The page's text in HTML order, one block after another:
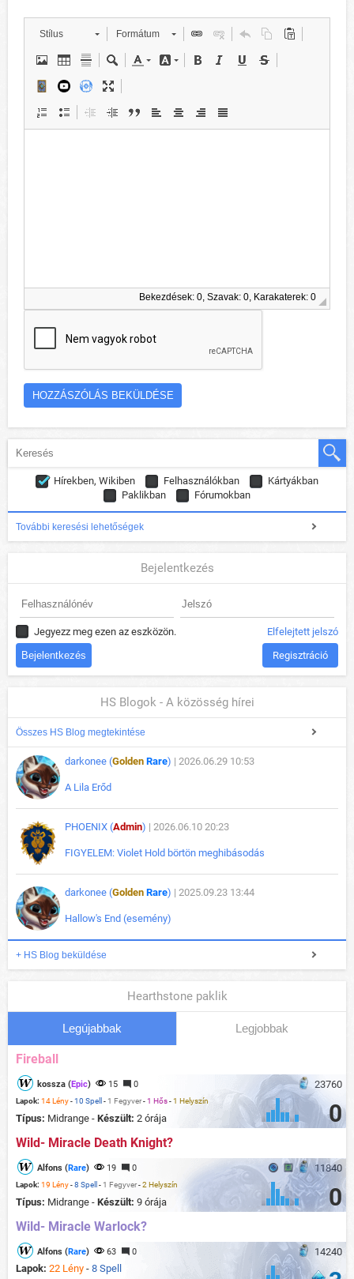
Stílus Formátum
Bekezdések: 0, Szavak: 0, Karakaterek: 0
Hírekben, Wikiben Felhasználókban
Kártyákban
Paklikban
Fórumokban
További keresési lehetőségek
Bejelentkezés
Jegyezz meg ezen az eszközön. Elfelejtett jelszó
Regisztráció
HS Blogok - A közösség hírei
Összes HS Blog megtekintése
darkonee (Golden Rare) | 2026.06.29 10:53
A Lila Erőd
PHOENIX (Admin) | 2026.06.10 20:23
FIGYELEM: Violet Hold börtön meghibásodás
darkonee (Golden Rare) | 2025.09.23 13:44
Hallow's End (esemény)
+ HS Blog beküldése
Hearthstone paklik
Legújabbak Legjobbak
Fireball
23760
kossza (Epic) 15 0
Lapok: 14 Lény-10 Spell - 1 Fegyver-1 Hős-1 Helyszín
Típus: Midrange - Készült: 2 órája 0
Wild- Miracle Death Knight?
11840
Alfons (Rare) 19 0
Lapok: 19 Lény-8 Spell - 1 Fegyver-2 Helyszín
Típus: Midrange - Készült: 9 órája 0
Wild- Miracle Warlock?
14240
Alfons (Rare) 63 0
Lapok: 22 Lény - 8 Spell